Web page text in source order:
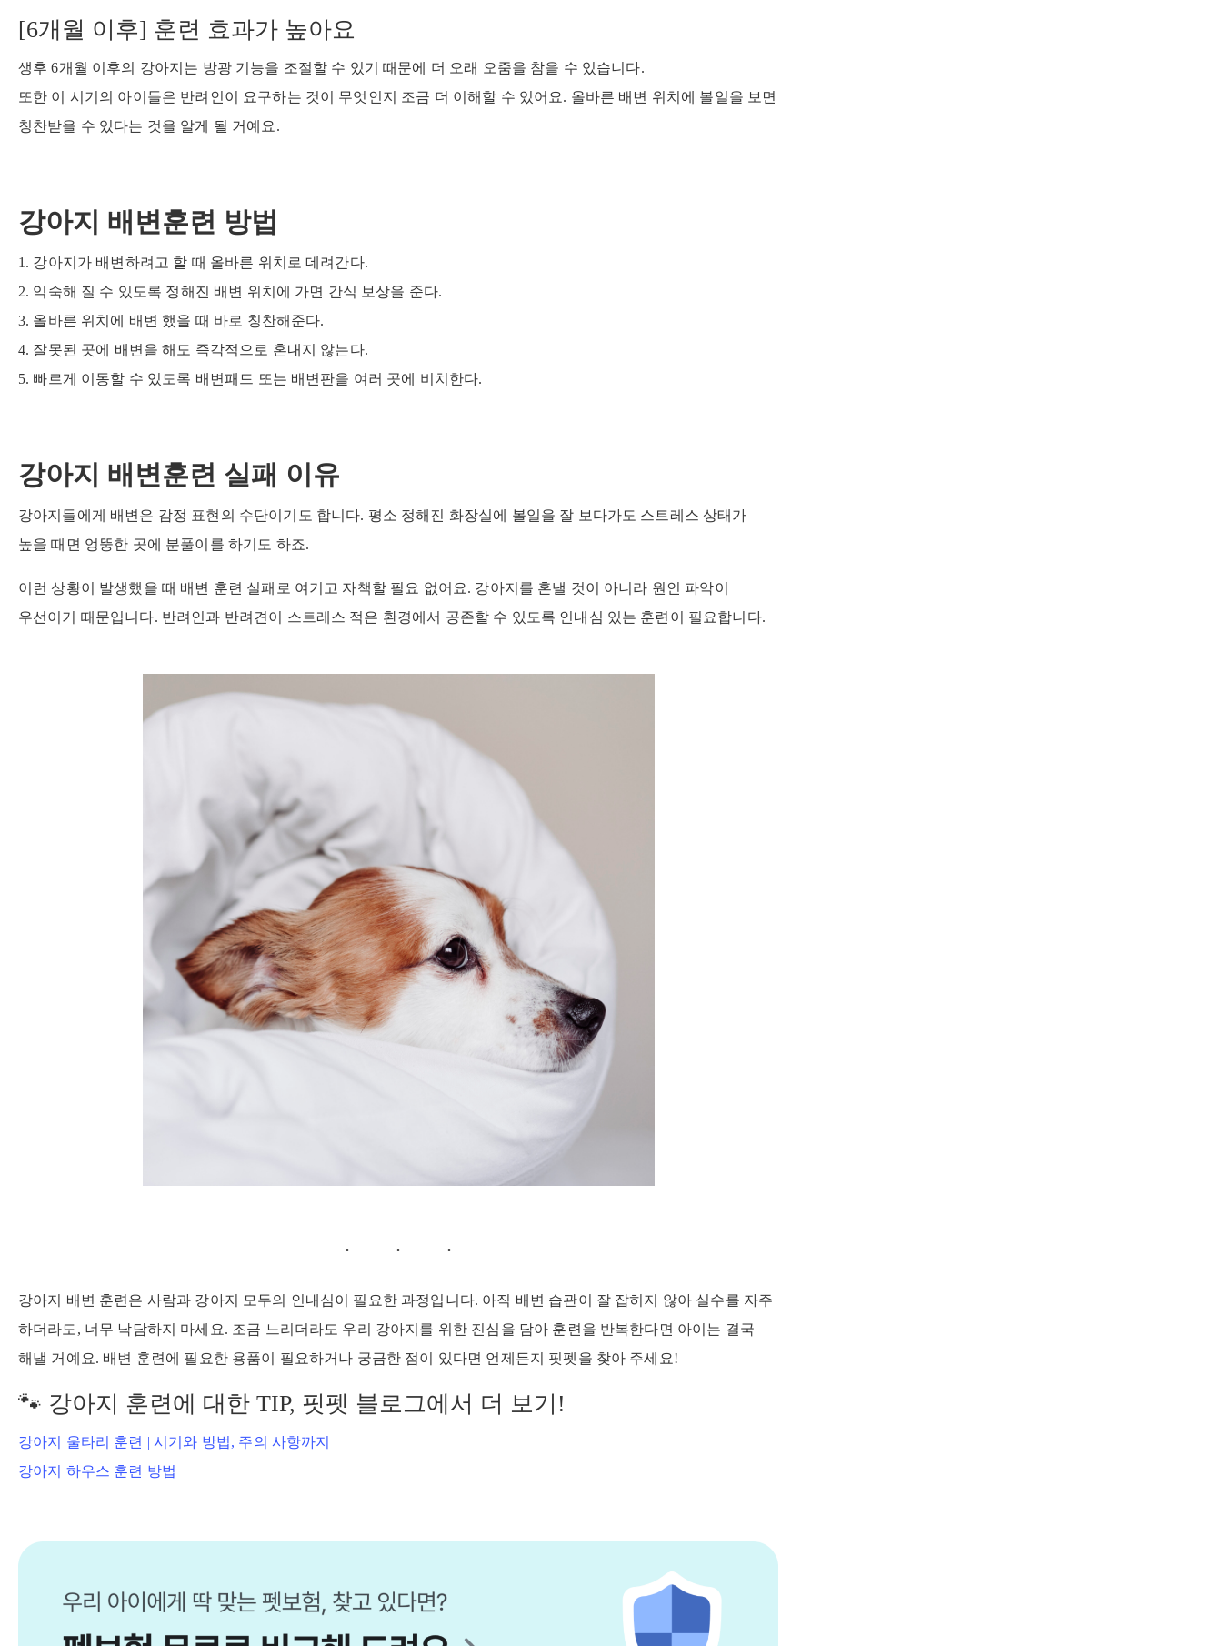
[6개월 이후] 훈련 효과가 높아요
생후 6개월 이후의 강아지는 방광 기능을 조절할 수 있기 때문에 더 오래 오줌을 참을 수 있습니다.
또한 이 시기의 아이들은 반려인이 요구하는 것이 무엇인지 조금 더 이해할 수 있어요. 올바른 배변 위치에 볼일을 보면
칭찬받을 수 있다는 것을 알게 될 거예요.
강아지 배변훈련 방법
1. 강아지가 배변하려고 할 때 올바른 위치로 데려간다.
2. 익숙해 질 수 있도록 정해진 배변 위치에 가면 간식 보상을 준다.
3. 올바른 위치에 배변 했을 때 바로 칭찬해준다.
4. 잘못된 곳에 배변을 해도 즉각적으로 혼내지 않는다.
5. 빠르게 이동할 수 있도록 배변패드 또는 배변판을 여러 곳에 비치한다.
강아지 배변훈련 실패 이유
강아지들에게 배변은 감정 표현의 수단이기도 합니다. 평소 정해진 화장실에 볼일을 잘 보다가도 스트레스 상태가
높을 때면 엉뚱한 곳에 분풀이를 하기도 하죠.
이런 상황이 발생했을 때 배변 훈련 실패로 여기고 자책할 필요 없어요. 강아지를 혼낼 것이 아니라 원인 파악이
우선이기 때문입니다. 반려인과 반려견이 스트레스 적은 환경에서 공존할 수 있도록 인내심 있는 훈련이 필요합니다.
강아지 배변 훈련은 사람과 강아지 모두의 인내심이 필요한 과정입니다. 아직 배변 습관이 잘 잡히지 않아 실수를 자주
하더라도, 너무 낙담하지 마세요. 조금 느리더라도 우리 강아지를 위한 진심을 담아 훈련을 반복한다면 아이는 결국
해낼 거예요. 배변 훈련에 필요한 용품이 필요하거나 궁금한 점이 있다면 언제든지 핏펫을 찾아 주세요!
🐾 강아지 훈련에 대한 TIP, 핏펫 블로그에서 더 보기!
강아지 울타리 훈련 | 시기와 방법, 주의 사항까지
강아지 하우스 훈련 방법